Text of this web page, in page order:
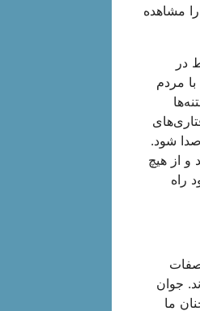
مشاهده
در
مردم
شود.
و از هیچ
راه
جوان‏
ما